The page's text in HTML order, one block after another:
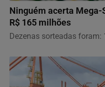
Ninguém acerta
R$ 165 milhões
Dezenas sorteadas foram: